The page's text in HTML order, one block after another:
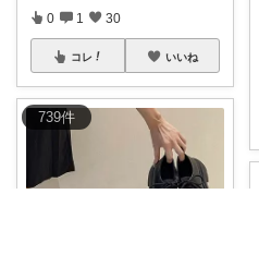
739件
0 1 30
コレ いいね